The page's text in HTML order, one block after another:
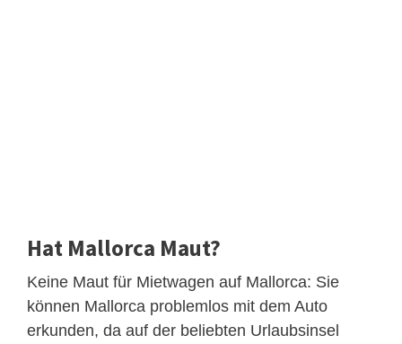
Hat Mallorca Maut?
Keine Maut für Mietwagen auf Mallorca: Sie
können Mallorca problemlos mit dem Auto
erkunden, da auf der beliebten Urlaubsinsel